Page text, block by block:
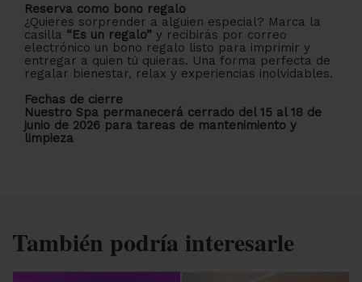
Reserva como bono regalo
¿Quieres sorprender a alguien especial? Marca la
casilla “Es un regalo” y recibirás por correo
electrónico un bono regalo listo para imprimir y
entregar a quien tú quieras. Una forma perfecta de
regalar bienestar, relax y experiencias inolvidables.
Fechas de cierre
Nuestro Spa permanecerá cerrado del 15 al 18 de
junio de 2026 para tareas de mantenimiento y
limpieza
También podría interesarle